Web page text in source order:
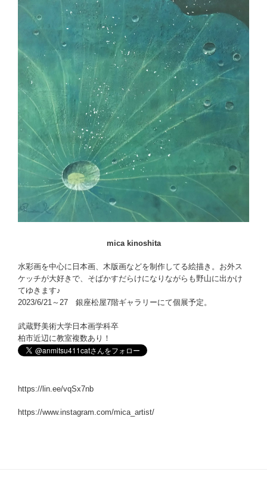
mica kinoshita
水彩画を中心に日本画、木版画などを制作してる絵描き。お外ス
ケッチが大好きで、そばかすだらけになりながらも野山に出かけ
てゆきます♪
2023/6/21～27 銀座松屋7階ギャラリーにて個展予定。
武蔵野美術大学日本画学科卒
柏市近辺に教室複数あり！
https://lin.ee/vqSx7nb
https://www.instagram.com/mica_artist/